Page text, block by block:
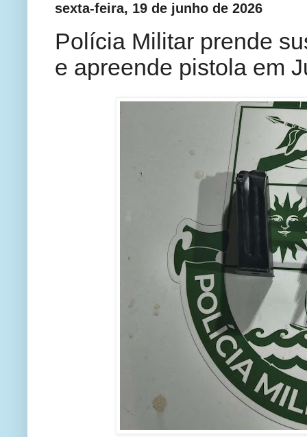
sexta-feira, 19 de junho de 2026
Polícia Militar prende
e apreende pistola em